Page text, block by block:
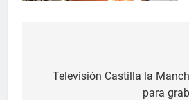
deTelevisión Castilla la
para